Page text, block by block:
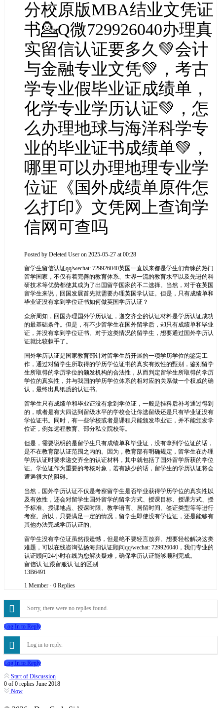
分校原版MBA结业文凭证
书💁Q微729926040办理真
实留信认证要多久💚会计
与金融专业文凭💚，考古
学专业假毕业证成绩单，
化学专业学历认证💚，怎
么办理地球与海洋科学专
业的毕业证书成绩单💚，
哪里可以办理地理专业学
位证《国外成绩单原件怎
么打印》文凭网上查询学
信网可查吗
Posted by Deleted User on 2025-05-27 at 00:28
留学生留信认证qq/wechat: 729926040英国一直以来都是学生们青睐的热门
留学国家，不仅有着完善的教育体系、世界一流的教育水平以及先进的科
研技术等优势都使其成为了出国留学国家的不二选择。当然，对于在英国
留学生来说，回国发展首先就需要办理英国学认证。但是，只有成绩单和
毕业证没有拿到学位证书如何做英国学历认证？
众所周知，回国办理国外学历认证，递交齐全的认证材料是学历认证成功
的最基础条件。但是，有不少留学生在国外留学后，却只有成绩单和毕业
证，并没有拿到学位证书。对于这类情况的留学生，想要通过国外学历认
证就比较棘手了。
国外学历认证是国家教育部针对留学生所开展的一项学历学位的鉴定工
作，通过对留学生所取得的学历学位证书的真实有效性的甄别，鉴别留学
生所取得的学历学位的颁发机构的合法性，从而判定留学生所取得的学历
学位的真实性，并与我国的学历学位体系的相对应的关系做一个权威的确
认，最终出具纸质的认证书。
留学生只有成绩单和毕业证没有拿到学位证，一般是挂科后补考通过得到
的，或者是有大四达到留级水平的学校会让你选留级还是只有毕业证没有
学位证书。同时，有一些学校或者是课程只能颁发毕业证，并不能颁发学
位证，例如远程教育、部分私立院校等。
但是，需要说明的是留学生只有成绩单和毕业证，没有拿到学位证的话，
是不在教育部认证范围之内的。因为，教育部有明确规定，留学生在办理
学历认证时要求递交齐全的认证材料，其中就包括了国外留学所获的学位
证。学位证作为重要的考核对象，若有缺少的话，留学生的学历认证将会
遭遇很大的阻碍。
当然，国外学历认证不仅是考察留学生是否毕业获得学历学位的真实性以
及有效性，还会对留学生国外留学的留学方式、授课目标、授课方式、授
予标准、授课地点、授课时限、教学语言、居留时间、签证类型等等进行
考察。所以，只要满足一定的情况，留学生即使没有学位证，还是能够有
其他办法完成学历认证的。
留学生没有学位证虽然很遗憾，但是绝不要轻言放弃。想要轻松解决这类
难题，可以在线咨询弘扬海归认证顾问qq/wechat: 729926040，我们专业的
认证顾问24小时在线为您解决疑难，确保学历认证能够顺利完成。
留信认 证跟留服认 证的区别
13B6491
1 Member · 0 Replies
Sorry, there were no replies found.
Log In to Reply
Log in to reply.
Log In to Reply
Start of Discussion
0 of 0 replies June 2018
Now